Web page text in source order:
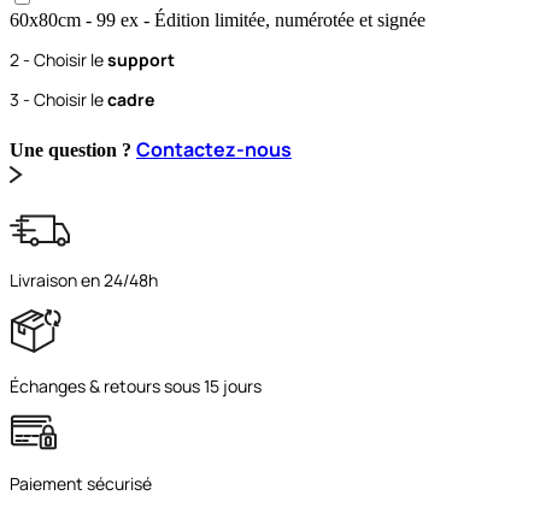
60x80cm - 99 ex - Édition limitée, numérotée et signée
2 - Choisir lesupport
3 - Choisir lecadre
Une question ? Contactez-nous
Livraison en 24/48h
Échanges & retours sous 15 jours
Paiement sécurisé